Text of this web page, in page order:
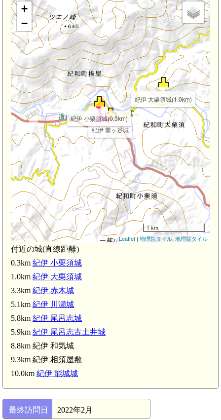
紀伊 堂ヶ谷城
紀伊 小栗須城(0.3km)
紀伊 大栗須城(1.0km)
+
−
1 km
Leaflet|地理院タイル, 地理院タイル
付近の城(直線距離)
0.3km 紀伊 小栗須城
1.0km 紀伊 大栗須城
3.3km 紀伊 赤木城
5.1km 紀伊 川瀬城
5.8km 紀伊 尾呂志城
5.9km 紀伊 尾呂志古土井城
8.8km 紀伊 和気城
9.3km 紀伊 相須屋敷
10.0km 紀伊 能城城
最終訪問日 2022年2月